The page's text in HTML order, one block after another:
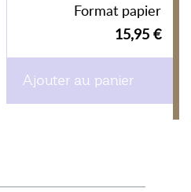
Format papier
15,95 €
Ajouter au panier